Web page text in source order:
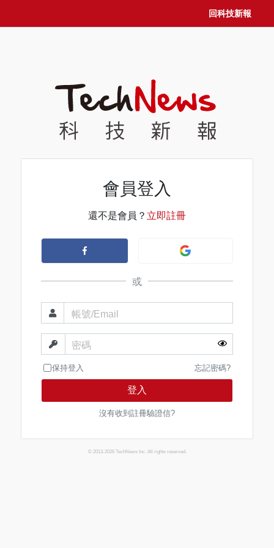
回科技新報
會員登入
還不是會員？ 立即註冊
或
帳號/Email
密碼
保持登入 忘記密碼?
登入
沒有收到註冊驗證信?
© 2013-2026 TechNews Inc. All rights reserved.